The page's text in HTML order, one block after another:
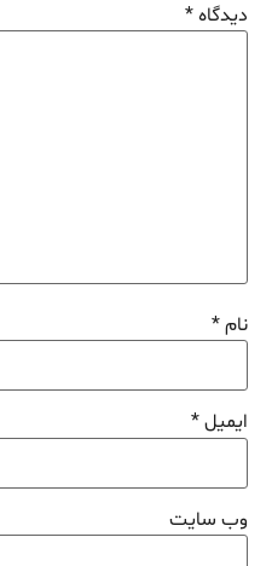
دیدگاه*
نام*
ایمیل*
وب‌ سایت